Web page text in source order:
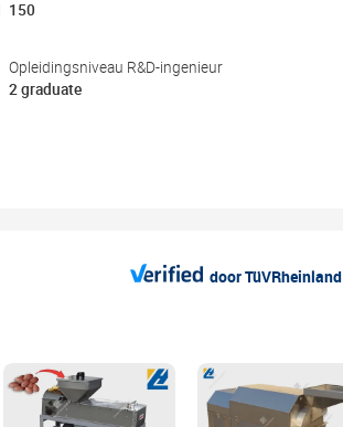
150
Opleidingsniveau R&D-ingenieur
2 graduate
door TüVRheinland